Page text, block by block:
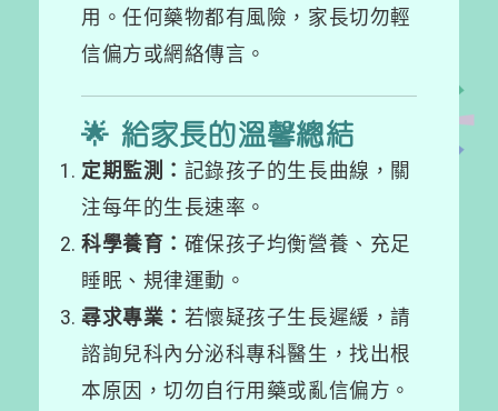
用。任何藥物都有風險，家長切勿輕
信偏方或網絡傳言。
🌟 給家長的溫馨總結
定期監測： 記錄孩子的生長曲線，關
注每年的生長速率。
科學養育： 確保孩子均衡營養、充足
睡眠、規律運動。
尋求專業： 若懷疑孩子生長遲緩，請
諮詢兒科內分泌科專科醫生，找出根
本原因，切勿自行用藥或亂信偏方。